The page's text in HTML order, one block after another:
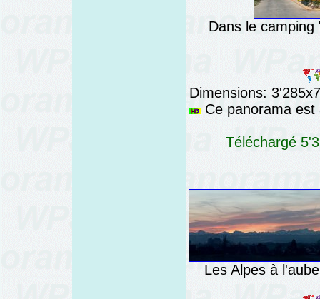
Dans le
Dimensions:
Ce panorama est
Téléchargé
Les Alpes à